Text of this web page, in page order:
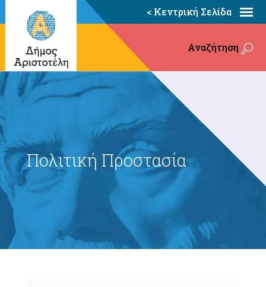
< Κεντρική Σελίδα
Αναζήτηση
Πολιτική Προστασία